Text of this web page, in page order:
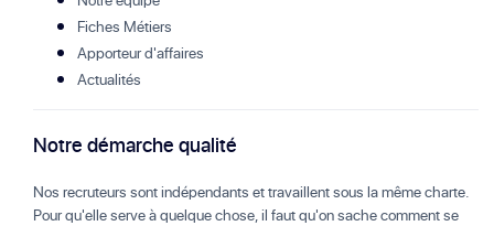
Fiches Métiers
Apporteur d'affaires
Actualités
Notre démarche qualité
Nos recruteurs sont indépendants et travaillent sous la même charte.
Pour qu'elle serve à quelque chose, il faut qu'on sache comment se